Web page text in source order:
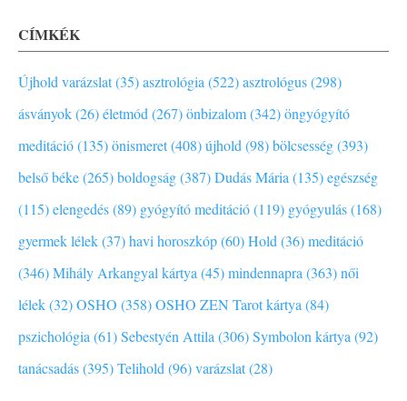
CÍMKÉK
Újhold varázslat (35)asztrológia (522)asztrológus (298)
ásványok (26)életmód (267)önbizalom (342)öngyógyító
meditáció (135)önismeret (408)újhold (98)bölcsesség (393)
belső béke (265)boldogság (387)Dudás Mária (135)egészség
(115)elengedés (89) gyógyító meditáció (119) gyógyulás (168)
gyermek lélek (37)havi horoszkóp (60)Hold (36)meditáció
(346)Mihály Arkangyal kártya (45)mindennapra (363)női
lélek (32)OSHO (358)OSHO ZEN Tarot kártya (84)
pszichológia (61)Sebestyén Attila (306)Symbolon kártya (92)
tanácsadás (395)Telihold (96)varázslat (28)